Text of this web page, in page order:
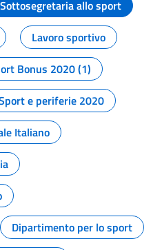
Sottosegretaria allo sport
Lavoro sportivo
Bonus 2020 (1)
e periferie 2020
Italiano
Dipartimento per lo sport